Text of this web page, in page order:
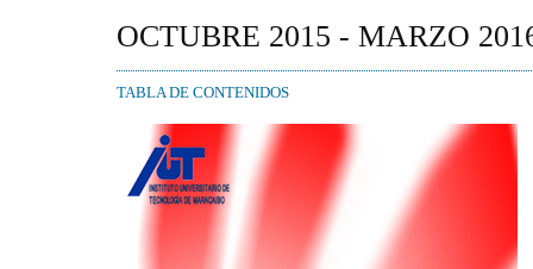
OCTUBRE 2015 - MARZO
TABLA DE CONTENIDOS